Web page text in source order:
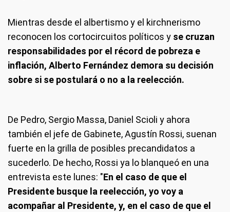
Mientras desde el albertismo y el kirchnerismo
reconocen los cortocircuitos políticos y se cruzan
responsabilidades por el récord de pobreza e
inflación, Alberto Fernández demora su decisión
sobre si se postulará o no a la reelección.
De Pedro, Sergio Massa, Daniel Scioli y ahora
también el jefe de Gabinete, Agustín Rossi, suenan
fuerte en la grilla de posibles precandidatos a
sucederlo. De hecho, Rossi ya lo blanqueó en una
entrevista este lunes: "En el caso de que el
Presidente busque la reelección, yo voy a
acompañar al Presidente, y, en el caso de que el